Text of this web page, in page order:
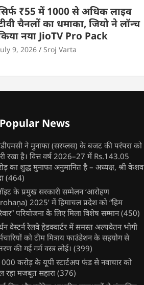
₹55 में 1000 से अधिक लाइव
चैनलों का धमाका, जियो ने लॉन्च
नया JioTV Pro Pack
9, 2026 Sroj Varta
Popular News
ने मुनाफा (सरप्लस) के बजट की परंपरा को
रखा है। वित्त वर्ष 2026–27 में Rs.143.05
का शुद्ध मुनाफा अनुमानित है – अध्यक्ष, श्री केशव
(464)
के प्रमुख सरकारी सम्मेलन ‘आरोहण
2025’ में हिमाचल प्रदेश को “हिम
परियोजना के लिए मिला विशेष सम्मान (450)
वेस्टर्न रेलवे हेडक्वार्टर में समस्त अल्पवेतन भोगी
को टीम मित्राय फाउंडेशन के सहयोग से
की गई गर्म वस्त्र लोई। (399)
करोड़ के यूपी स्टार्टअप फंड से नवाचार को
रहा मजबूत सहारा (376)